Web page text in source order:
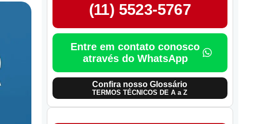
(11) 5523-5767
Entre em contato conosco
através do WhatsApp
Confira nosso Glossário
TERMOS TÉCNICOS DE A a Z